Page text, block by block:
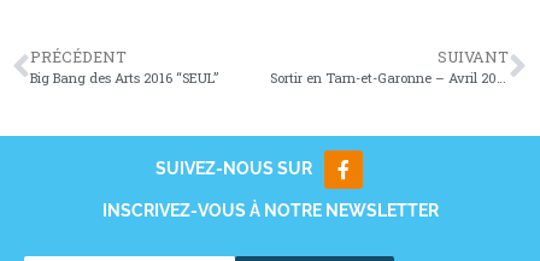
PRÉCÉDENT
Big Bang des Arts 2016 “SEUL”
SUIVANT
Sortir en Tarn-et-Garonne – Avril 2016
SUIVEZ-NOUS SUR
INSCRIVEZ-VOUS À NOTRE NEWSLETTER